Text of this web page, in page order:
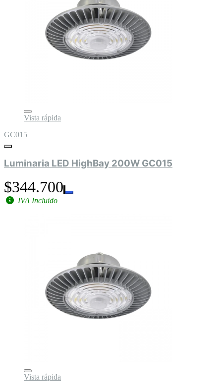
Vista rápida
GC015
Luminaria LED HighBay 200W GC015
$344.700
IVA Incluido
Vista rápida